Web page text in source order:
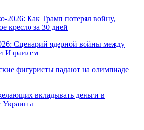
2026: Как Трамп потерял войну,
кресло за 30 дней
Сценарий ядерной войны между
фигуристы падают на олимпиаде
вкладывать деньги в
Украины